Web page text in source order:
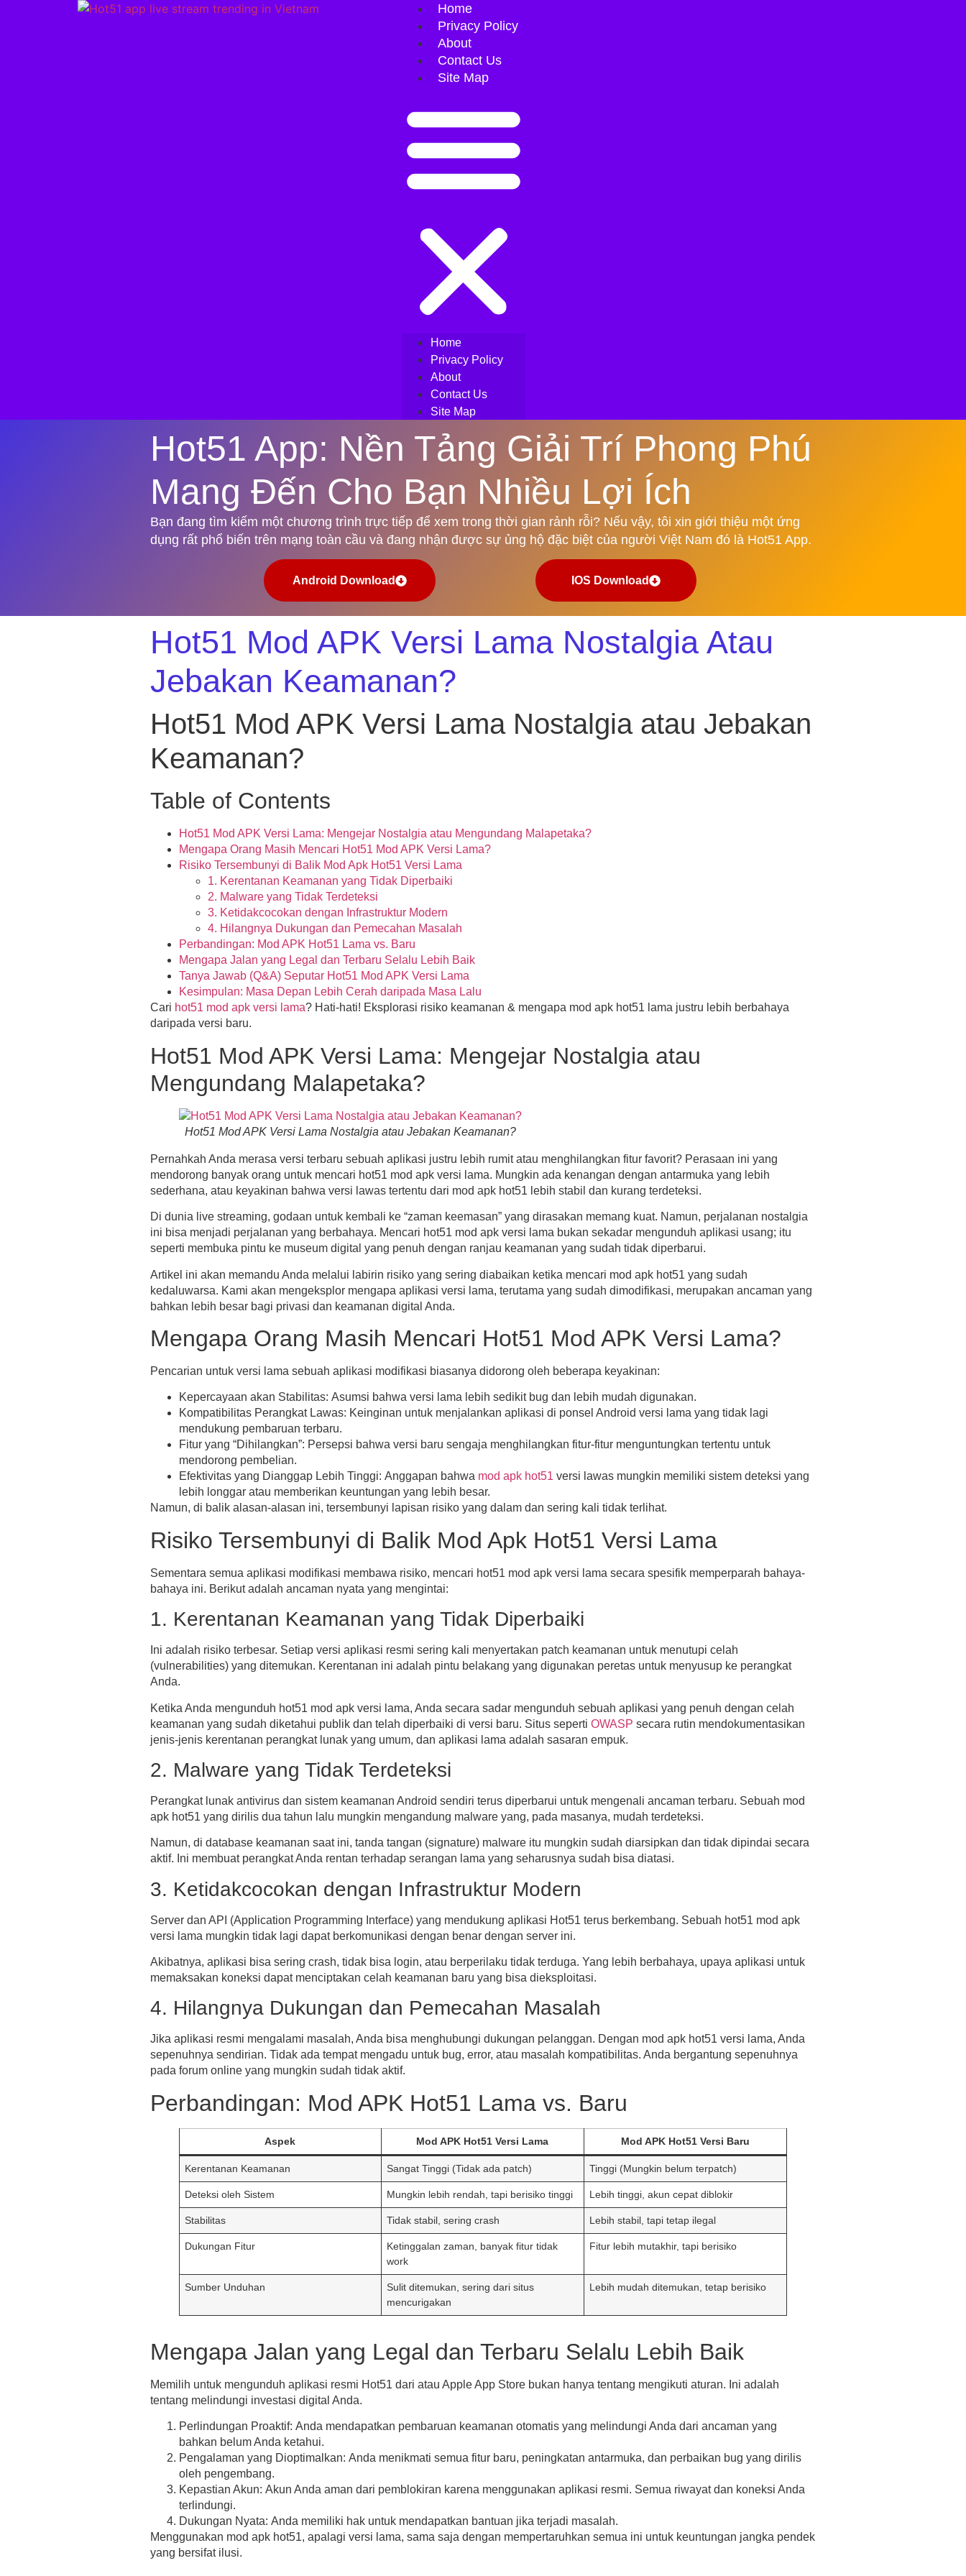
Home
Privacy Policy
About
Contact Us
Site Map
Home
Privacy Policy
About
Contact Us
Site Map
Hot51 App: Nền Tảng Giải Trí Phong Phú
Mang Đến Cho Bạn Nhiều Lợi Ích
Bạn đang tìm kiếm một chương trình trực tiếp để xem trong thời gian rảnh rỗi? Nếu vậy, tôi xin giới thiệu một ứng
dụng rất phổ biến trên mạng toàn cầu và đang nhận được sự ủng hộ đặc biệt của người Việt Nam đó là Hot51 App.
Android Download IOS Download
Hot51 Mod APK Versi Lama Nostalgia Atau
Jebakan Keamanan?
Hot51 Mod APK Versi Lama Nostalgia atau Jebakan
Keamanan?
Table of Contents
Hot51 Mod APK Versi Lama: Mengejar Nostalgia atau Mengundang Malapetaka?
Mengapa Orang Masih Mencari Hot51 Mod APK Versi Lama?
Risiko Tersembunyi di Balik Mod Apk Hot51 Versi Lama
1. Kerentanan Keamanan yang Tidak Diperbaiki
2. Malware yang Tidak Terdeteksi
3. Ketidakcocokan dengan Infrastruktur Modern
4. Hilangnya Dukungan dan Pemecahan Masalah
Perbandingan: Mod APK Hot51 Lama vs. Baru
Mengapa Jalan yang Legal dan Terbaru Selalu Lebih Baik
Tanya Jawab (Q&A) Seputar Hot51 Mod APK Versi Lama
Kesimpulan: Masa Depan Lebih Cerah daripada Masa Lalu
Cari hot51 mod apk versi lama? Hati-hati! Eksplorasi risiko keamanan & mengapa mod apk hot51 lama justru lebih berbahaya
daripada versi baru.
Hot51 Mod APK Versi Lama: Mengejar Nostalgia atau
Mengundang Malapetaka?
Hot51 Mod APK Versi Lama Nostalgia atau Jebakan Keamanan?
Pernahkah Anda merasa versi terbaru sebuah aplikasi justru lebih rumit atau menghilangkan fitur favorit? Perasaan ini yang
mendorong banyak orang untuk mencari hot51 mod apk versi lama. Mungkin ada kenangan dengan antarmuka yang lebih
sederhana, atau keyakinan bahwa versi lawas tertentu dari mod apk hot51 lebih stabil dan kurang terdeteksi.
Di dunia live streaming, godaan untuk kembali ke “zaman keemasan” yang dirasakan memang kuat. Namun, perjalanan nostalgia
ini bisa menjadi perjalanan yang berbahaya. Mencari hot51 mod apk versi lama bukan sekadar mengunduh aplikasi usang; itu
seperti membuka pintu ke museum digital yang penuh dengan ranjau keamanan yang sudah tidak diperbarui.
Artikel ini akan memandu Anda melalui labirin risiko yang sering diabaikan ketika mencari mod apk hot51 yang sudah
kedaluwarsa. Kami akan mengeksplor mengapa aplikasi versi lama, terutama yang sudah dimodifikasi, merupakan ancaman yang
bahkan lebih besar bagi privasi dan keamanan digital Anda.
Mengapa Orang Masih Mencari Hot51 Mod APK Versi Lama?
Pencarian untuk versi lama sebuah aplikasi modifikasi biasanya didorong oleh beberapa keyakinan:
Kepercayaan akan Stabilitas: Asumsi bahwa versi lama lebih sedikit bug dan lebih mudah digunakan.
Kompatibilitas Perangkat Lawas: Keinginan untuk menjalankan aplikasi di ponsel Android versi lama yang tidak lagi
mendukung pembaruan terbaru.
Fitur yang “Dihilangkan”: Persepsi bahwa versi baru sengaja menghilangkan fitur-fitur menguntungkan tertentu untuk
mendorong pembelian.
Efektivitas yang Dianggap Lebih Tinggi: Anggapan bahwa mod apk hot51 versi lawas mungkin memiliki sistem deteksi yang
lebih longgar atau memberikan keuntungan yang lebih besar.
Namun, di balik alasan-alasan ini, tersembunyi lapisan risiko yang dalam dan sering kali tidak terlihat.
Risiko Tersembunyi di Balik Mod Apk Hot51 Versi Lama
Sementara semua aplikasi modifikasi membawa risiko, mencari hot51 mod apk versi lama secara spesifik memperparah bahaya-
bahaya ini. Berikut adalah ancaman nyata yang mengintai:
1. Kerentanan Keamanan yang Tidak Diperbaiki
Ini adalah risiko terbesar. Setiap versi aplikasi resmi sering kali menyertakan patch keamanan untuk menutupi celah
(vulnerabilities) yang ditemukan. Kerentanan ini adalah pintu belakang yang digunakan peretas untuk menyusup ke perangkat
Anda.
Ketika Anda mengunduh hot51 mod apk versi lama, Anda secara sadar mengunduh sebuah aplikasi yang penuh dengan celah
keamanan yang sudah diketahui publik dan telah diperbaiki di versi baru. Situs seperti OWASP secara rutin mendokumentasikan
jenis-jenis kerentanan perangkat lunak yang umum, dan aplikasi lama adalah sasaran empuk.
2. Malware yang Tidak Terdeteksi
Perangkat lunak antivirus dan sistem keamanan Android sendiri terus diperbarui untuk mengenali ancaman terbaru. Sebuah mod
apk hot51 yang dirilis dua tahun lalu mungkin mengandung malware yang, pada masanya, mudah terdeteksi.
Namun, di database keamanan saat ini, tanda tangan (signature) malware itu mungkin sudah diarsipkan dan tidak dipindai secara
aktif. Ini membuat perangkat Anda rentan terhadap serangan lama yang seharusnya sudah bisa diatasi.
3. Ketidakcocokan dengan Infrastruktur Modern
Server dan API (Application Programming Interface) yang mendukung aplikasi Hot51 terus berkembang. Sebuah hot51 mod apk
versi lama mungkin tidak lagi dapat berkomunikasi dengan benar dengan server ini.
Akibatnya, aplikasi bisa sering crash, tidak bisa login, atau berperilaku tidak terduga. Yang lebih berbahaya, upaya aplikasi untuk
memaksakan koneksi dapat menciptakan celah keamanan baru yang bisa dieksploitasi.
4. Hilangnya Dukungan dan Pemecahan Masalah
Jika aplikasi resmi mengalami masalah, Anda bisa menghubungi dukungan pelanggan. Dengan mod apk hot51versi lama, Anda
sepenuhnya sendirian. Tidak ada tempat mengadu untuk bug, error, atau masalah kompatibilitas. Anda bergantung sepenuhnya
pada forum online yang mungkin sudah tidak aktif.
Perbandingan: Mod APK Hot51 Lama vs. Baru
Aspek Mod APK Hot51 Versi Lama Mod APK Hot51 Versi Baru
Kerentanan Keamanan Sangat Tinggi (Tidak ada patch) Tinggi (Mungkin belum terpatch)
Deteksi oleh Sistem Mungkin lebih rendah, tapi berisiko tinggi Lebih tinggi, akun cepat diblokir
Stabilitas Tidak stabil, sering crash Lebih stabil, tapi tetap ilegal
Dukungan Fitur
Ketinggalan zaman, banyak fitur tidak
work
Fitur lebih mutakhir, tapi berisiko
Sumber Unduhan
Sulit ditemukan, sering dari situs
mencurigakan
Lebih mudah ditemukan, tetap berisiko
Mengapa Jalan yang Legal dan Terbaru Selalu Lebih Baik
Memilih untuk mengunduh aplikasi resmi Hot51 dari atau Apple App Store bukan hanya tentang mengikuti aturan. Ini adalah
tentang melindungi investasi digital Anda.
Perlindungan Proaktif: Anda mendapatkan pembaruan keamanan otomatis yang melindungi Anda dari ancaman yang
bahkan belum Anda ketahui.
Pengalaman yang Dioptimalkan: Anda menikmati semua fitur baru, peningkatan antarmuka, dan perbaikan bug yang dirilis
oleh pengembang.
Kepastian Akun: Akun Anda aman dari pemblokiran karena menggunakan aplikasi resmi. Semua riwayat dan koneksi Anda
terlindungi.
Dukungan Nyata: Anda memiliki hak untuk mendapatkan bantuan jika terjadi masalah.
Menggunakan mod apk hot51, apalagi versi lama, sama saja dengan mempertaruhkan semua ini untuk keuntungan jangka pendek
yang bersifat ilusi.